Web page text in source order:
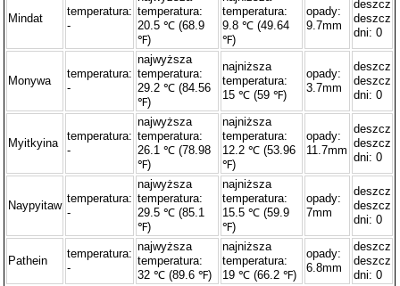
Mindat
temperatura:
-
temperatura:
20.5 ℃ (68.9
℉)
temperatura:
9.8 ℃ (49.64
℉)
opady:
9.7mm
deszcz
deszcz
dni: 0
Monywa
temperatura:
-
najwyższa
temperatura:
29.2 ℃ (84.56
℉)
najniższa
temperatura:
15 ℃ (59 ℉)
opady:
3.7mm
deszcz
deszcz
dni: 0
Myitkyina
temperatura:
-
najwyższa
temperatura:
26.1 ℃ (78.98
℉)
najniższa
temperatura:
12.2 ℃ (53.96
℉)
opady:
11.7mm
deszcz
deszcz
dni: 0
Naypyitaw
temperatura:
-
najwyższa
temperatura:
29.5 ℃ (85.1
℉)
najniższa
temperatura:
15.5 ℃ (59.9
℉)
opady:
7mm
deszcz
deszcz
dni: 0
Pathein
temperatura:
-
najwyższa
temperatura:
32 ℃ (89.6 ℉)
najniższa
temperatura:
19 ℃ (66.2 ℉)
opady:
6.8mm
deszcz
deszcz
dni: 0